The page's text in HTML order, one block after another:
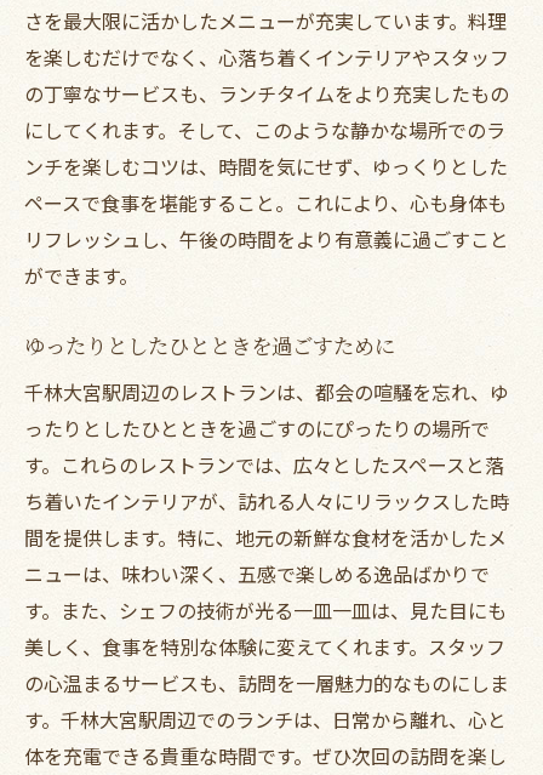
さを最大限に活かしたメニューが充実しています。料理
を楽しむだけでなく、心落ち着くインテリアやスタッフ
の丁寧なサービスも、ランチタイムをより充実したもの
にしてくれます。そして、このような静かな場所でのラ
ンチを楽しむコツは、時間を気にせず、ゆっくりとした
ペースで食事を堪能すること。これにより、心も身体も
リフレッシュし、午後の時間をより有意義に過ごすこと
ができます。
ゆったりとしたひとときを過ごすために
千林大宮駅周辺のレストランは、都会の喧騒を忘れ、ゆ
ったりとしたひとときを過ごすのにぴったりの場所で
す。これらのレストランでは、広々としたスペースと落
ち着いたインテリアが、訪れる人々にリラックスした時
間を提供します。特に、地元の新鮮な食材を活かしたメ
ニューは、味わい深く、五感で楽しめる逸品ばかりで
す。また、シェフの技術が光る一皿一皿は、見た目にも
美しく、食事を特別な体験に変えてくれます。スタッフ
の心温まるサービスも、訪問を一層魅力的なものにしま
す。千林大宮駅周辺でのランチは、日常から離れ、心と
体を充電できる貴重な時間です。ぜひ次回の訪問を楽し